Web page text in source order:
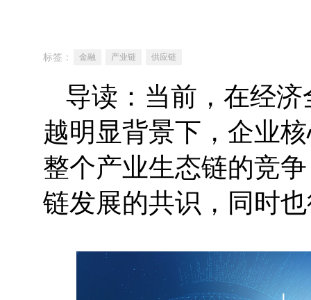
标签： 金融 产业链 供应链
导读：当前，在经
越明显背景下，企业
整个产业生态链的竞
链发展的共识，同时